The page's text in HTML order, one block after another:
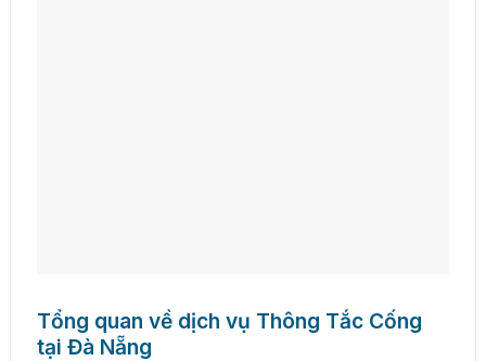
Tổng quan về dịch vụ Thông Tắc Cống
tại Đà Nẵng